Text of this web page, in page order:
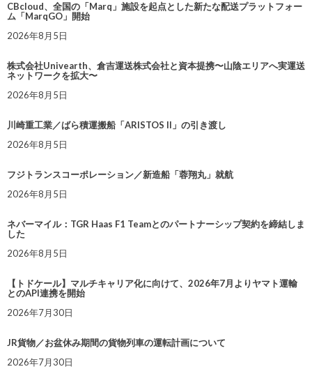
CBcloud、全国の「Marq」施設を起点とした新たな配送プラットフォー
ム「MarqGO」開始
2026年8月5日
株式会社Univearth、倉吉運送株式会社と資本提携〜山陰エリアへ実運送
ネットワークを拡大〜
2026年8月5日
川崎重工業／ばら積運搬船「ARISTOS II」の引き渡し
2026年8月5日
フジトランスコーポレーション／新造船「蓉翔丸」就航
2026年8月5日
ネバーマイル：TGR Haas F1 Teamとのパートナーシップ契約を締結しま
した
2026年8月5日
【トドケール】マルチキャリア化に向けて、2026年7月よりヤマト運輸
とのAPI連携を開始
2026年7月30日
JR貨物／お盆休み期間の貨物列車の運転計画について
2026年7月30日